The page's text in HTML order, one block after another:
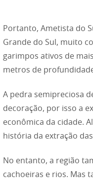
Portanto, Ametista do
Grande do Sul, muito
garimpos ativos de
metros de
A pedra semipreciosa
decoração, por isso a
econômica da cidade.
história da extração
No entanto, a região
cachoeiras e rios. Mas